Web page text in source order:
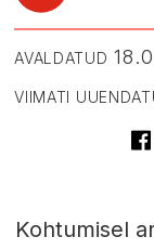
AVALDATUD
VIIMATI
Kohtumisel